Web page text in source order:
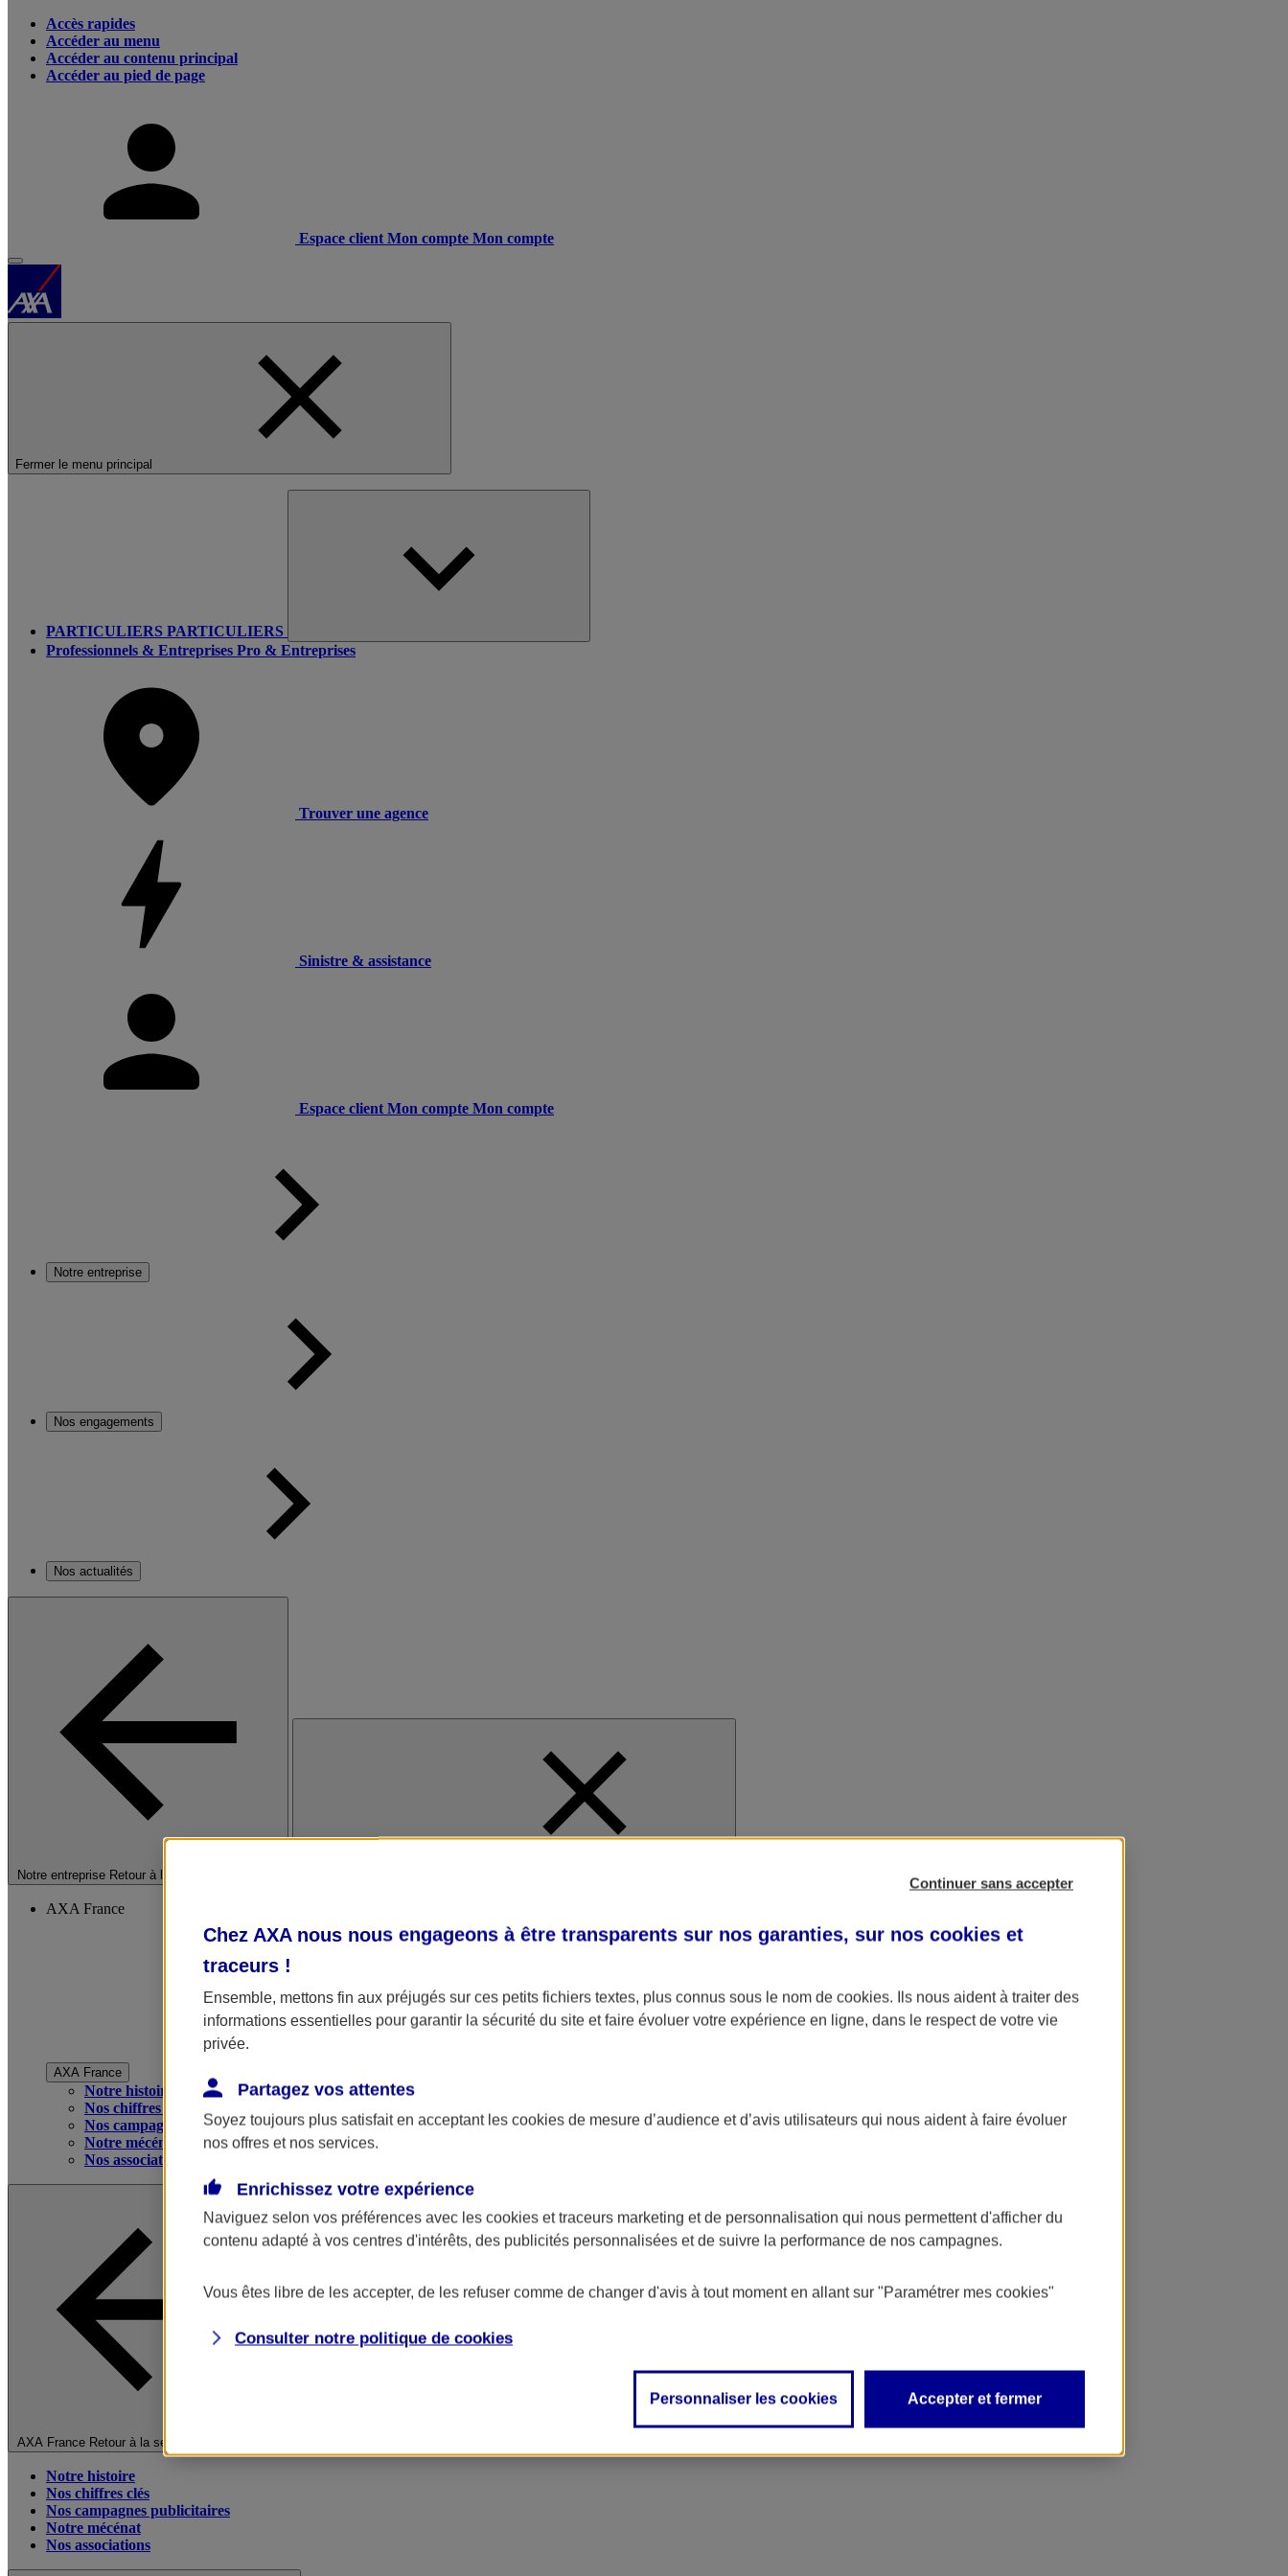
Accès rapides
Accéder au menu
Accéder au contenu principal
Accéder au pied de page
Espace client Mon compte Mon compte
Fermer le menu principal
PARTICULIERS PARTICULIERS
Professionnels & Entreprises Pro & Entreprises
Trouver une agence
Sinistre & assistance
Espace client Mon compte Mon compte
Notre entreprise
Nos engagements
Nos actualités
Notre entreprise Retour à la section précédente
AXA France
AXA France
Notre histoire
Nos chiffres clés
Nos campagnes publicitaires
Notre mécénat
Nos associations
AXA France Retour à la section précédente
Notre histoire
Nos chiffres clés
Nos campagnes publicitaires
Notre mécénat
Nos associations
Continuer sans accepter
Chez AXA nous nous engageons à être transparents sur nos garanties, sur nos cookies et
traceurs !
Ensemble, mettons fin aux préjugés sur ces petits fichiers textes, plus connus sous le nom de cookies. Ils nous aident à traiter des
informations essentielles pour garantir la sécurité du site et faire évoluer votre expérience en ligne, dans le respect de votre vie
privée.
Partagez vos attentes
Soyez toujours plus satisfait en acceptant les cookies de mesure d’audience et d’avis utilisateurs qui nous aident à faire évoluer
nos offres et nos services.
Enrichissez votre expérience
Naviguez selon vos préférences avec les cookies et traceurs marketing et de personnalisation qui nous permettent d'afficher du
contenu adapté à vos centres d'intérêts, des publicités personnalisées et de suivre la performance de nos campagnes.
Vous êtes libre de les accepter, de les refuser comme de changer d'avis à tout moment en allant sur "Paramétrer mes cookies"
Consulter notre politique de cookies
Personnaliser les cookies Accepter et fermer